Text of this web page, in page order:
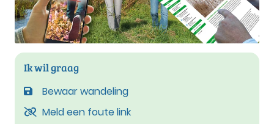
Ik wil graag
Bewaar wandeling
Meld een foute link